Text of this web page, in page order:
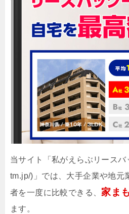
当サイト「私がえらぶリース
tm.jp/)」では、大手企業や地元
者を一度に比較できる、家ま
ます。